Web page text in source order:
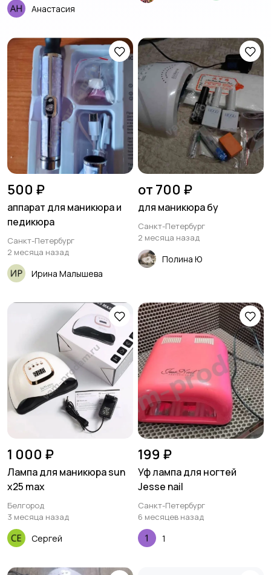
Анастасия
500 ₽
аппарат для маникюра и
педикюра
Санкт-Петербург
2 месяца назад
Ирина Малышева
от 700 ₽
для маникюра бу
Санкт-Петербург
2 месяца назад
Полина Ю
1 000 ₽
Лампа для маникюра sun
x25 max
Белгород
3 месяца назад
Сергей
199 ₽
Уф лампа для ногтей
Jesse nail
Санкт-Петербург
6 месяцев назад
1